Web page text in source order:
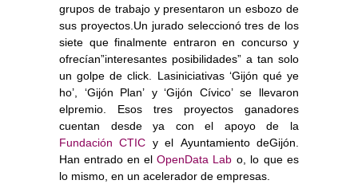
grupos de trabajo y presentaron un esbozo de
sus proyectos.Un jurado seleccionó tres de los
siete que finalmente entraron en concurso y
ofrecían”interesantes posibilidades” a tan solo
un golpe de click. Lasiniciativas ‘Gijón qué ye
ho’, ‘Gijón Plan’ y ‘Gijón Cívico’ se llevaron
elpremio. Esos tres proyectos ganadores
cuentan desde ya con el apoyo de la
Fundación CTIC y el Ayuntamiento deGijón.
Han entrado en el OpenData Lab o, lo que es
lo mismo, en un acelerador de empresas.